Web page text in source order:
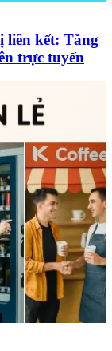
liên kết: Tăng
trực tuyến